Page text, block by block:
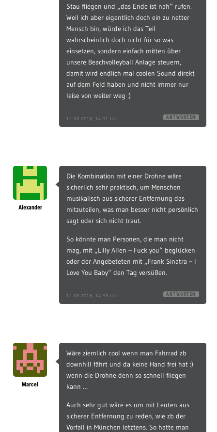
Stau fliegen und „das Ende ist nah“ rufen.
Weil ich aber eigentlich doch ein zu netter
Mensch bin, würde ich das Teil
wahrscheinlich doch nicht für so was
einsetzen, sondern einfach mitten über
unsere Beachvolleyball Anlage steuern,
damit wird endlich mal coolen Sound direkt
auf dem Feld haben und nicht immer nur
leise von weiter weg :)
12.08.2016, 14:31 Uhr ANTWORTEN
Alexander
Die Kombination mit einer Drohne wäre
sicherlich sehr praktisch, um Menschen
musikalisch aus sicherer Entfernung das
mitzuteilen, was man besser nicht persönlich
sagt oder sich nicht traut.
So könnte man Personen, die man nicht
mag, mit „Lilly Allen – Fuck you“ beglücken
oder der Angebeteten mit „Frank Sinatra – I
Love You Baby“ den Tag versüßen.
12.08.2016, 14:35 Uhr ANTWORTEN
Marcel
Wäre ziemlich cool wenn man Fahrrad zb
downhill fährt und da keine Hand frei hat :)
wenn die Drohne denn so schnell fliegen
kann …
Auch sehr gut wäre es um mit Leuten aus
sicherer Entfernung zu reden, wie zb der
Vorfall in München letztens. So hatte man